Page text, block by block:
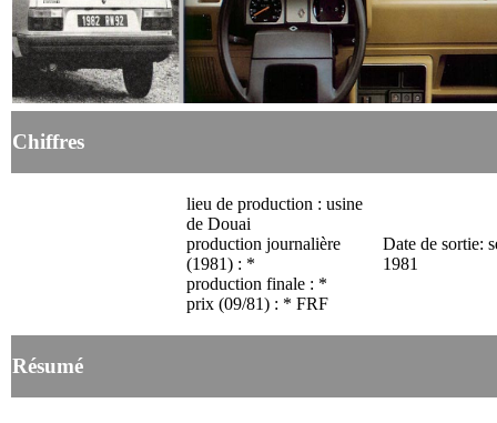
Chiffres
lieu de production : usine
de Douai
production journalière
(1981) : *
production finale : *
prix (09/81) : * FRF
Date de sortie:
1981
Résumé